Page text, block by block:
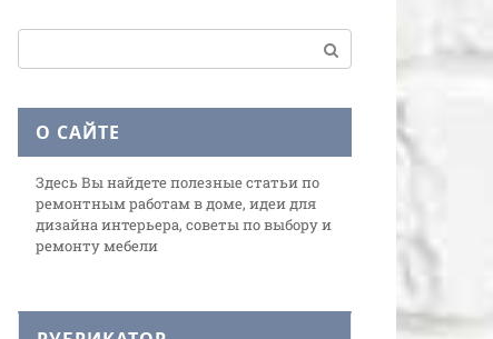
О САЙТЕ
Здесь Вы найдете полезные статьи по
ремонтным работам в доме, идеи для
дизайна интерьера, советы по выбору и
ремонту мебели